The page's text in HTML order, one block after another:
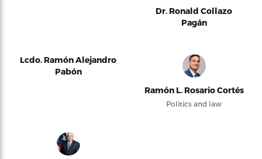
Dr. Ronald Collazo
Pagán
Lcdo. Ramón Alejandro
Pabón
Ramón L. Rosario Cortés
Politics and law